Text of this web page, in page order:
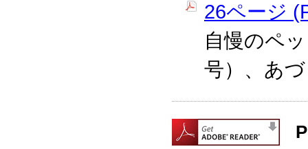
26ページ
自慢のペ
号）、あ